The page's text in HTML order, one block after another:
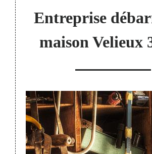
Entreprise
maison Velieux